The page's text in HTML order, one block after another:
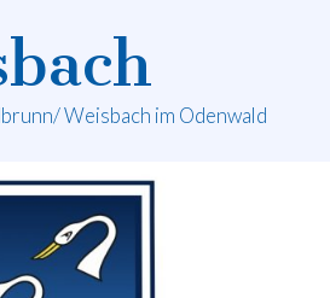
Weisbach im Odenwald